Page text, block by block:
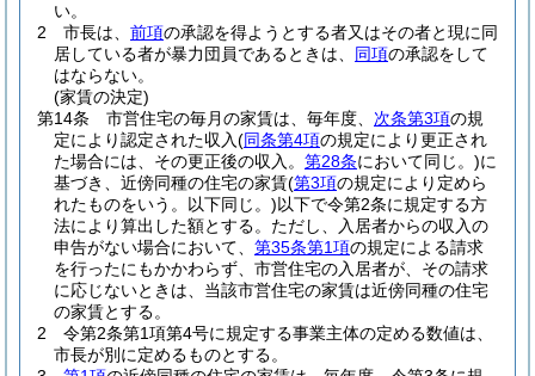
い。
2
市長は、 前項の承認を得ようとする者又はその者と現に同
居している者が暴力団員であるときは、 同項の承認をして
はならない。
(家賃の決定)
第14条
市営住宅の毎月の家賃は、毎年度、 次条第3項の規
定により認定された収入(同条第4項の規定により更正され
た場合には、その更正後の収入。 第28条において同じ。)に
基づき、近傍同種の住宅の家賃(第3項の規定により定めら
れたものをいう。以下同じ。)以下で令第2条に規定する方
法により算出した額とする。 ただし、入居者からの収入の
申告がない場合において、 第35条第1項の規定による請求
を行ったにもかかわらず、市営住宅の入居者が、その請求
に応じないときは、当該市営住宅の家賃は近傍同種の住宅
の家賃とする。
2
令第2条第1項第4号に規定する事業主体の定める数値は、
市長が別に定めるものとする。